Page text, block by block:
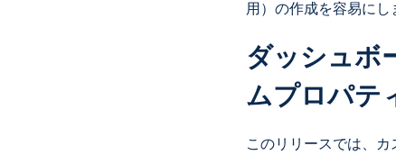
用）の作成を容易にし
ダッシュボ
ムプロパテ
このリリースでは、